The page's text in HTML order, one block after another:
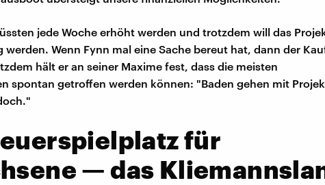
jede Woche erhöht werden und trotzdem will das
Wenn Fynn mal eine Sache bereut hat, dann der
hält er an seiner Maxime fest, dass die meisten
spontan getroffen werden können: "Baden gehen mit
für
— das